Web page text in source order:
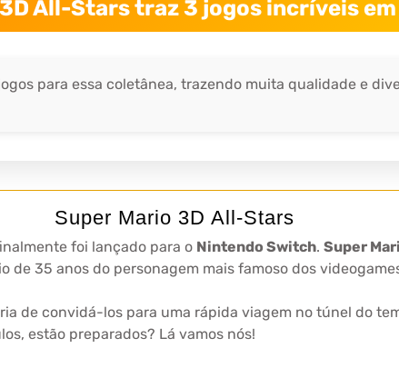
All-Stars traz 3 jogos incríveis
para essa coletânea, trazendo muita qualidade e
Super Mario 3D All-Stars
foi lançado para o Nintendo Switch. Super
de 35 anos do personagem mais famoso dos
de convidá-los para uma rápida viagem no túnel do
estão preparados? Lá vamos nós!